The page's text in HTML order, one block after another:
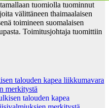
tuomiolla tuominnut
välittäneen thaimaalaisen
toimineen suomalaisen
Toimitusjohtaja tuomittiin
talouden kapea liikkumavara
merkitystä